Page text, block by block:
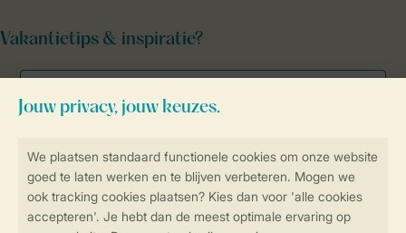
Veilig en snel online boeken
Vakantietips & inspiratie?